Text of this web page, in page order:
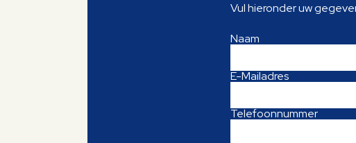
Vul hieronder uw
Naam
E-Mailadres
Telefoonnummer